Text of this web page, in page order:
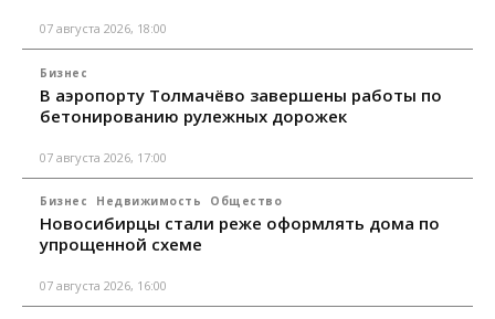
07 августа 2026, 18:00
Бизнес
В аэропорту Толмачёво завершены работы по
бетонированию рулежных дорожек
07 августа 2026, 17:00
Бизнес Недвижимость Общество
Новосибирцы стали реже оформлять дома по
упрощенной схеме
07 августа 2026, 16:00